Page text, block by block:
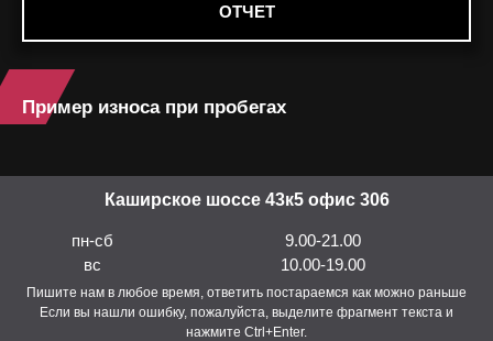
ОТЧЕТ
Пример износа при пробегах
Каширское шоссе 43к5 офис 306
пн-сб
9.00-21.00
вс
10.00-19.00
Пишите нам в любое время, ответить постараемся как можно раньше
Если вы нашли ошибку, пожалуйста, выделите фрагмент текста и
нажмите Ctrl+Enter.